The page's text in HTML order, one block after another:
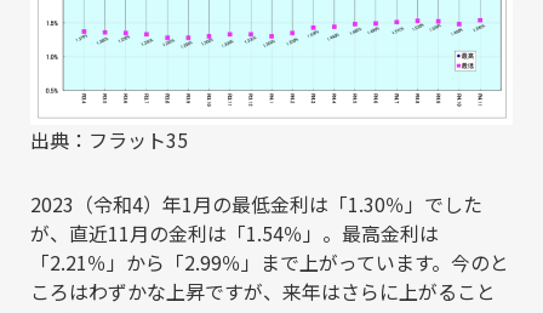
出典：フラット35
2023（令和4）年1月の最低金利は「1.30％」でした
が、直近11月の金利は「1.54％」。最高金利は
「2.21％」から「2.99％」まで上がっています。今のと
ころはわずかな上昇ですが、来年はさらに上がること